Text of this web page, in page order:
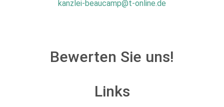
kanzlei-beaucamp@t-online.de
Bewerten Sie uns!
Links